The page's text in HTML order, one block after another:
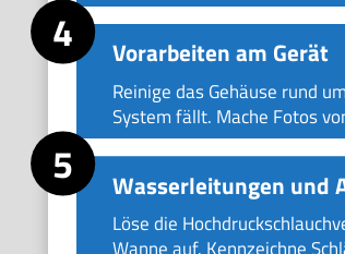
Vorarbeiten am Gerät
Reinige das Gehäuse rund
System fällt. Mache Fotos
Wasserleitungen und
Löse die